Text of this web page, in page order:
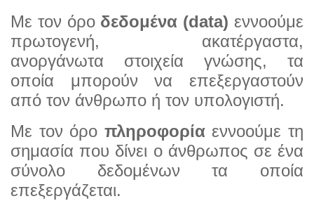
Με τον όρο δεδομένα (data) εννοούμε
πρωτογενή, ακατέργαστα,
ανοργάνωτα στοιχεία γνώσης, τα
οποία μπορούν να επεξεργαστούν
από τον άνθρωπο ή τον υπολογιστή.
Με τον όρο πληροφορίαεννοούμε τη
σημασία που δίνει ο άνθρωπος σε ένα
σύνολο δεδομένων τα οποία
επεξεργάζεται.